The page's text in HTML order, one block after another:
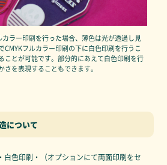
ラー印刷を行った場合、薄色は光が透過し見
CMYKフルカラー印刷の下に白色印刷を行うこ
ことが可能です。部分的にあえて白色印刷を行
を表現することもできます。
について
白色印刷・（オプションにて両面印刷をセ